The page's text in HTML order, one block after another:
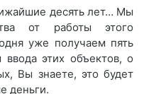
десять лет… Мы
от работы этого
уже получаем пять
этих объектов, о
Вы знаете, это будет
деньги.